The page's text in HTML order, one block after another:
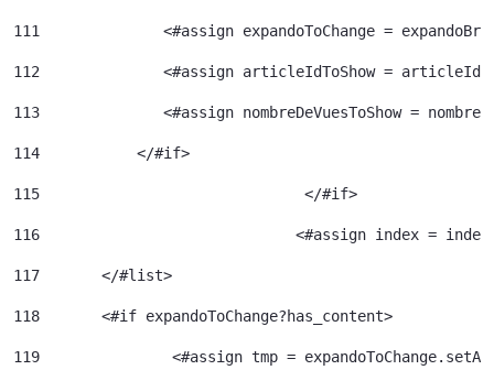
111
<#assign expandoToChange =
112
<#assign articleIdToShow =
113
<#assign nombreDeVuesToShow =
114
           </#if>
115
				 </#if>
116
<#assign index =
117
	  </#list>
118
	  <#if expandoToChange?has_content>
119